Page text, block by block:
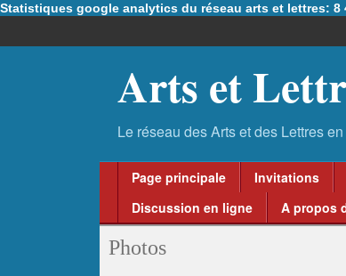
Statistiques google analytics du réseau arts et lettres: 8
Arts et
Page principale Invitations
Discussion en ligne
A propos
Photos